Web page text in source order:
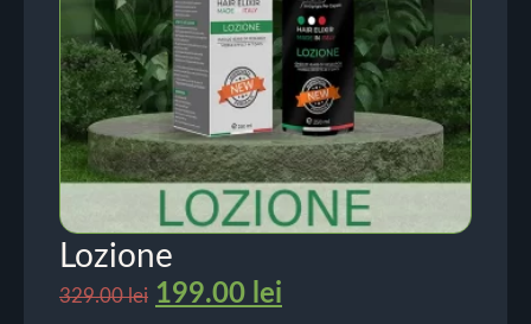
Lozione
329.00lei 199.00 lei